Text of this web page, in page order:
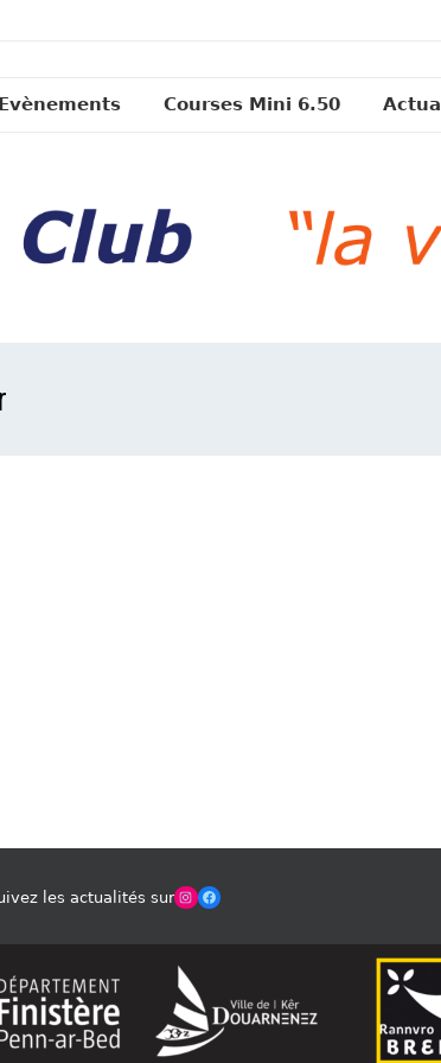
Evènements Courses Mini 6.50
les actualités surWinches Club OfficielFacebook